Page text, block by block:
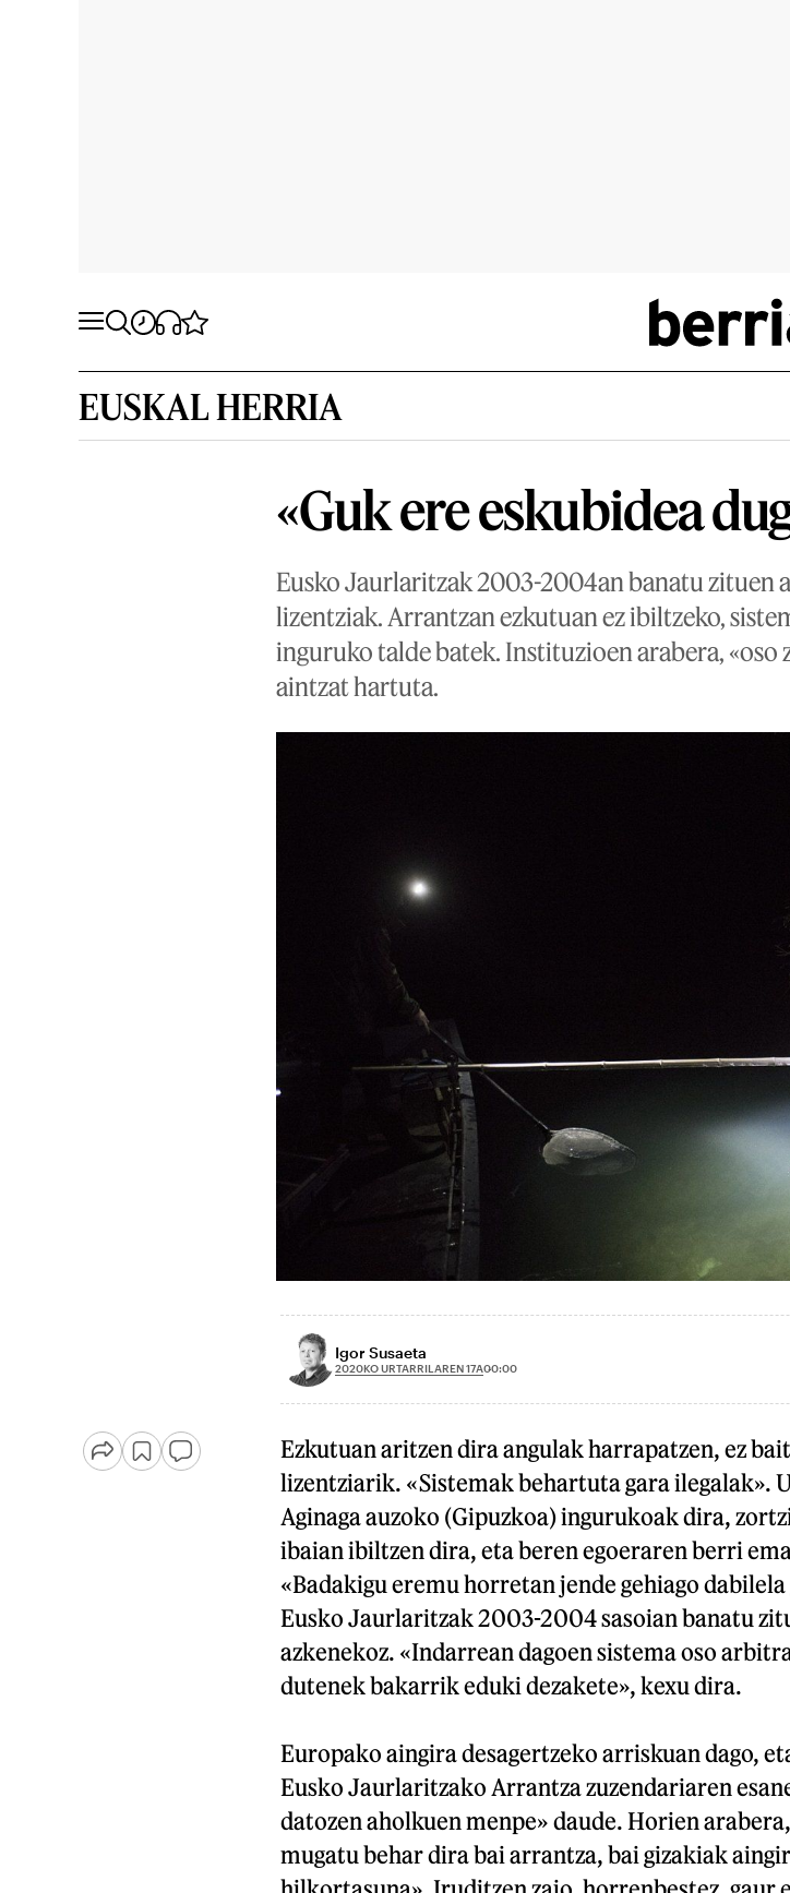
EUSKAL HERRIA
«Guk ere eskubidea
Eusko Jaurlaritzak 2003-2004an banatu zituen
lizentziak. Arrantzan ezkutuan ez ibiltzeko,
inguruko talde batek. Instituzioen arabera, «oso
aintzat hartuta.
Igor Susaeta
2020KO URTARRILAREN 17A00:00
Ezkutuan aritzen dira angulak harrapatzen, ez
lizentziarik. «Sistemak behartuta gara ilegalak».
Aginaga auzoko (Gipuzkoa) ingurukoak dira,
ibaian ibiltzen dira, eta beren egoeraren berri
«Badakigu eremu horretan jende gehiago
Eusko Jaurlaritzak 2003-2004 sasoian banatu
azkenekoz. «Indarrean dagoen sistema oso
dutenek bakarrik eduki dezakete», kexu dira.
Europako aingira desagertzeko arriskuan dago,
Eusko Jaurlaritzako Arrantza zuzendariaren
datozen aholkuen menpe» daude. Horien
mugatu behar dira bai arrantza, bai gizakiak